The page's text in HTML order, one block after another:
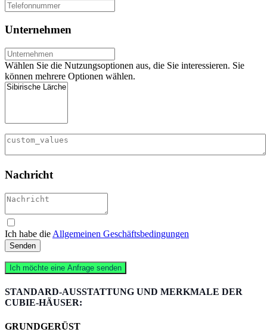
Unternehmen
Wählen Sie die Nutzungsoptionen aus, die Sie interessieren. Sie
können mehrere Optionen wählen.
Nachricht
Ich habe die Allgemeinen Geschäftsbedingungen
Ich möchte eine Anfrage senden
STANDARD-AUSSTATTUNG UND MERKMALE DER
CUBIE-HÄUSER:
GRUNDGERÜST